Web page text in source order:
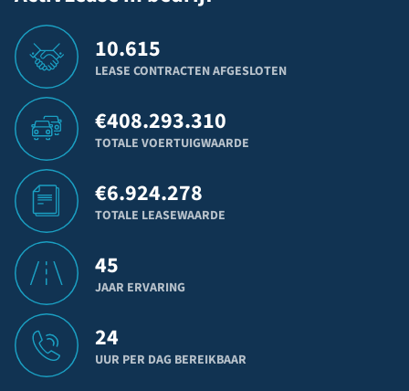
10.615
LEASE CONTRACTEN AFGESLOTEN
€408.293.310
TOTALE VOERTUIGWAARDE
€6.924.278
TOTALE LEASEWAARDE
45
JAAR ERVARING
24
UUR PER DAG BEREIKBAAR